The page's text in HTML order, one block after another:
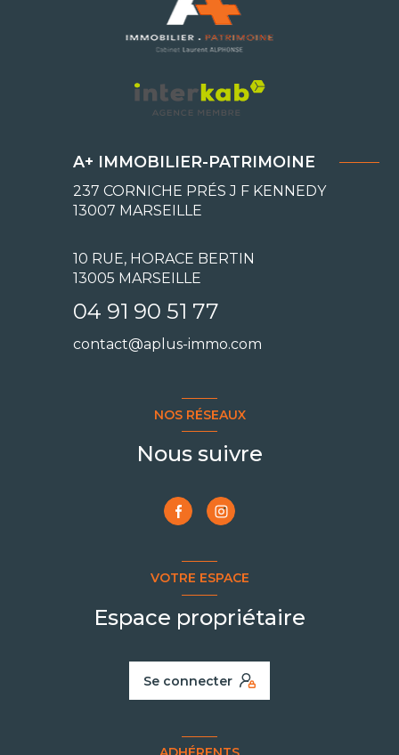
A+ IMMOBILIER-PATRIMOINE
237 CORNICHE PRÉS J F KENNEDY
13007 MARSEILLE
10 RUE, HORACE BERTIN
13005 MARSEILLE
04 91 90 51 77
contact@aplus-immo.com
NOS RÉSEAUX
Nous suivre
VOTRE ESPACE
Espace propriétaire
Se connecter